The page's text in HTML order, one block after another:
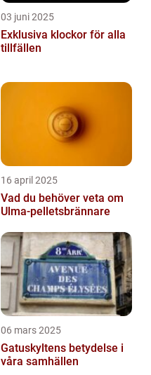
03 juni 2025
Exklusiva klockor för alla
tillfällen
16 april 2025
Vad du behöver veta om
Ulma-pelletsbrännare
06 mars 2025
Gatuskyltens betydelse i
våra samhällen